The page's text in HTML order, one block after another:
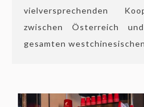
vielversprechenden
zwischen Österreich
gesamten